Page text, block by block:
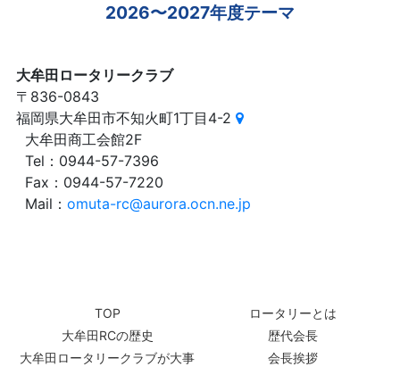
2026〜2027年度テーマ
大牟田ロータリークラブ
〒836-0843
福岡県大牟田市不知火町1丁目4-2
大牟田商工会館2F
Tel：0944-57-7396
Fax：0944-57-7220
Mail：omuta-rc@aurora.ocn.ne.jp
TOP
ロータリーとは
大牟田RCの歴史
歴代会長
大牟田ロータリークラブが大事
会長挨拶